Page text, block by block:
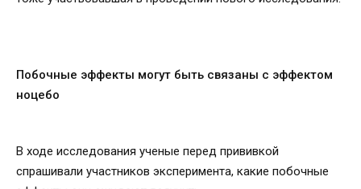
Побочные эффекты могут быть связаны с эффектом
ноцебо
В ходе исследования ученые перед прививкой
спрашивали участников эксперимента, какие побочные